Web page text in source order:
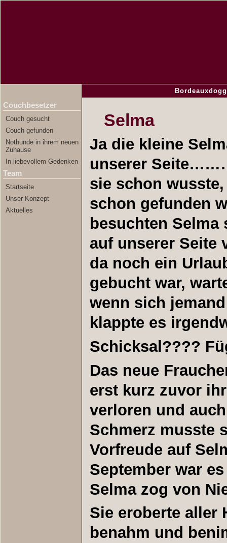
Couchbesetzer
Couch gesucht
Couch gefunden
Nothunde in ihrem neuen
Zuhause
In liebevollem Gedenken
Team
Startseite
Unser Konzept
Aktuelles
Selma
Ja die kleine
unserer
sie schon
schon gefunden
besuchten
auf unserer Seite
da noch ein
gebucht war,
wenn sich
klappte es
Schicksal????
Das neue
erst kurz zuvor
verloren und
Schmerz musste
Vorfreude auf
September war
Selma zog von
Sie eroberte aller
benahm und